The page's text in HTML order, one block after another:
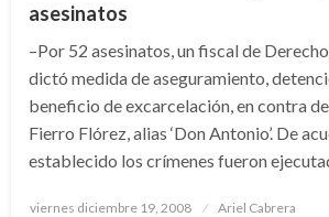
asesinatos
–Por 52 asesinatos, un fiscal de
dictó medida de aseguramiento,
beneficio de excarcelación, en contra
Fierro Flórez, alias ‘Don Antonio’. De
establecido los crímenes fueron
Publicado
viernes diciembre 19, 2008 Ariel Cabrera